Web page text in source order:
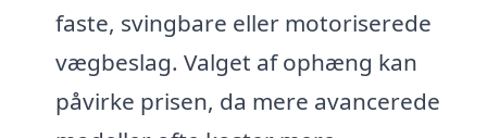
faste, svingbare eller motoriserede
vægbeslag. Valget af ophæng kan
påvirke prisen, da mere avancerede